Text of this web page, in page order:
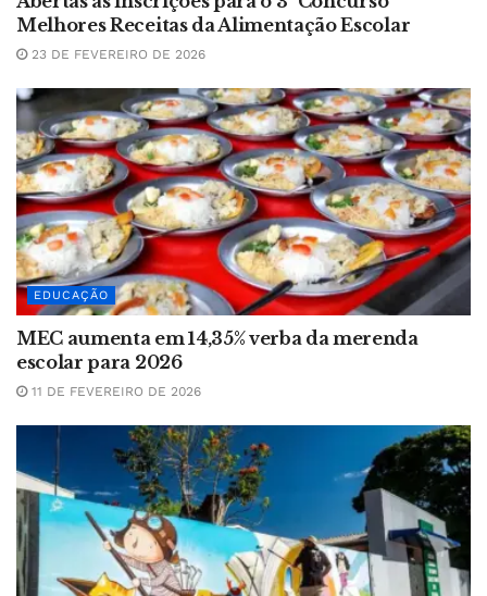
Melhores Receitas da Alimentação Escolar
23 DE FEVEREIRO DE 2026
EDUCAÇÃO
MEC aumenta em 14,35% verba da merenda
escolar para 2026
11 DE FEVEREIRO DE 2026